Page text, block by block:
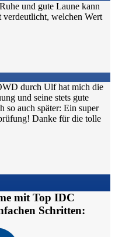
und gute Laune kann
welchen Wert
durch Ulf hat mich die
und seine stets gute
so auch später: Ein super
Danke für die tolle
mit Top IDC
Schritten: